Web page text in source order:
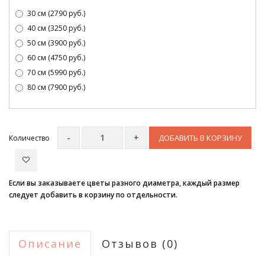
30 см (2790 руб.)
40 см (3250 руб.)
50 см (3900 руб.)
60 см (4750 руб.)
70 см (5990 руб.)
80 см (7900 руб.)
Количество ДОБАВИТЬ В КОРЗИНУ
Если вы заказываете цветы разного диаметра, каждый размер
следует добавить в корзину по отдельности.
Описание Отзывов (0)